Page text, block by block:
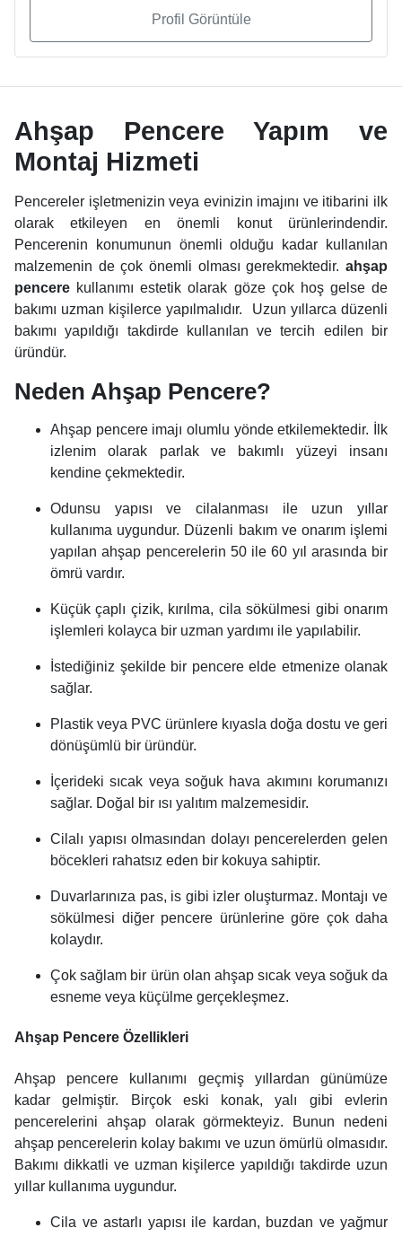
Profil Görüntüle
Ahşap Pencere Yapım ve
Montaj Hizmeti
Pencereler işletmenizin veya evinizin imajını ve itibarini ilk
olarak etkileyen en önemli konut ürünlerindendir.
Pencerenin konumunun önemli olduğu kadar kullanılan
malzemenin de çok önemli olması gerekmektedir. ahşap
pencere kullanımı estetik olarak göze çok hoş gelse de
bakımı uzman kişilerce yapılmalıdır. Uzun yıllarca düzenli
bakımı yapıldığı takdirde kullanılan ve tercih edilen bir
üründür.
Neden Ahşap Pencere?
Ahşap pencere imajı olumlu yönde etkilemektedir. İlk
izlenim olarak parlak ve bakımlı yüzeyi insanı
kendine çekmektedir.
Odunsu yapısı ve cilalanması ile uzun yıllar
kullanıma uygundur. Düzenli bakım ve onarım işlemi
yapılan ahşap pencerelerin 50 ile 60 yıl arasında bir
ömrü vardır.
Küçük çaplı çizik, kırılma, cila sökülmesi gibi onarım
işlemleri kolayca bir uzman yardımı ile yapılabilir.
İstediğiniz şekilde bir pencere elde etmenize olanak
sağlar.
Plastik veya PVC ürünlere kıyasla doğa dostu ve geri
dönüşümlü bir üründür.
İçerideki sıcak veya soğuk hava akımını korumanızı
sağlar. Doğal bir ısı yalıtım malzemesidir.
Cilalı yapısı olmasından dolayı pencerelerden gelen
böcekleri rahatsız eden bir kokuya sahiptir.
Duvarlarınıza pas, is gibi izler oluşturmaz. Montajı ve
sökülmesi diğer pencere ürünlerine göre çok daha
kolaydır.
Çok sağlam bir ürün olan ahşap sıcak veya soğuk da
esneme veya küçülme gerçekleşmez.
Ahşap Pencere Özellikleri
Ahşap pencere kullanımı geçmiş yıllardan günümüze
kadar gelmiştir. Birçok eski konak, yalı gibi evlerin
pencerelerini ahşap olarak görmekteyiz. Bunun nedeni
ahşap pencerelerin kolay bakımı ve uzun ömürlü olmasıdır.
Bakımı dikkatli ve uzman kişilerce yapıldığı takdirde uzun
yıllar kullanıma uygundur.
Cila ve astarlı yapısı ile kardan, buzdan ve yağmur